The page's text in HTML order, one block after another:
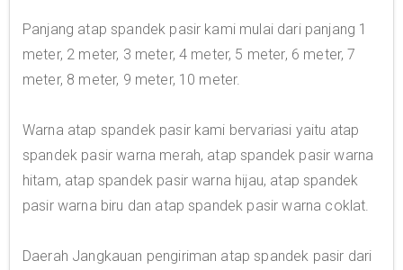
Panjang atap spandek pasir kami mulai dari panjang 1
meter, 2 meter, 3 meter, 4 meter, 5 meter, 6 meter, 7
meter, 8 meter, 9 meter, 10 meter.
Warna atap spandek pasir kami bervariasi yaitu atap
spandek pasir warna merah, atap spandek pasir warna
hitam, atap spandek pasir warna hijau, atap spandek
pasir warna biru dan atap spandek pasir warna coklat.
Daerah Jangkauan pengiriman atap spandek pasir dari